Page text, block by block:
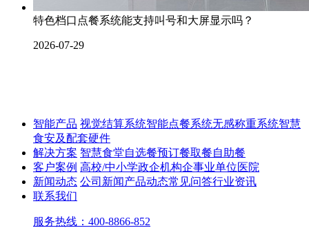
特色档口点餐系统能支持叫号和大屏显示吗？
2026-07-29
智能产品 视觉结算系统智能点餐系统无感称重系统智慧
食安及配套硬件
解决方案 智慧食堂自选餐预订餐取餐自助餐
客户案例 高校/中小学政企机构企事业单位医院
新闻动态 公司新闻产品动态常见问答行业资讯
联系我们
服务热线：400-8866-852